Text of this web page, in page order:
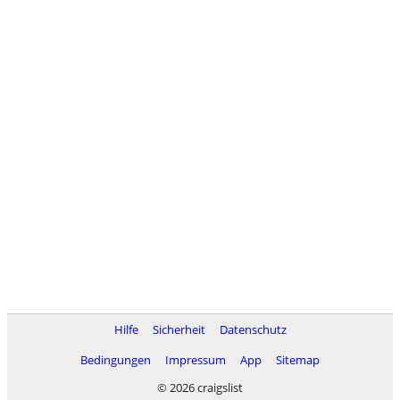
Hilfe Sicherheit
Datenschutz
Bedingungen
Impressum App
Sitemap
© 2026 craigslist